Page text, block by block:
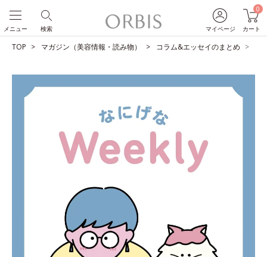
マイページ
0
カート
検索
メニュー
TOP マガジン（美容情報・読み物） コラム&エッセイのまとめ